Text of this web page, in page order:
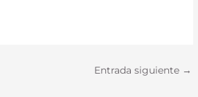
Entrada siguiente →